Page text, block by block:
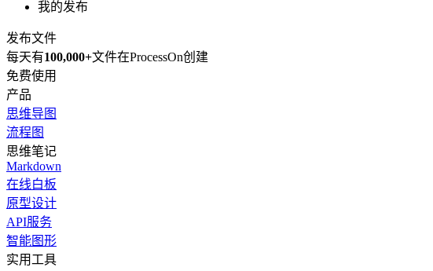
我的发布
发布文件
每天有100,000+文件在ProcessOn创建
免费使用
产品
思维导图
流程图
思维笔记
Markdown
在线白板
原型设计
API服务
智能图形
实用工具